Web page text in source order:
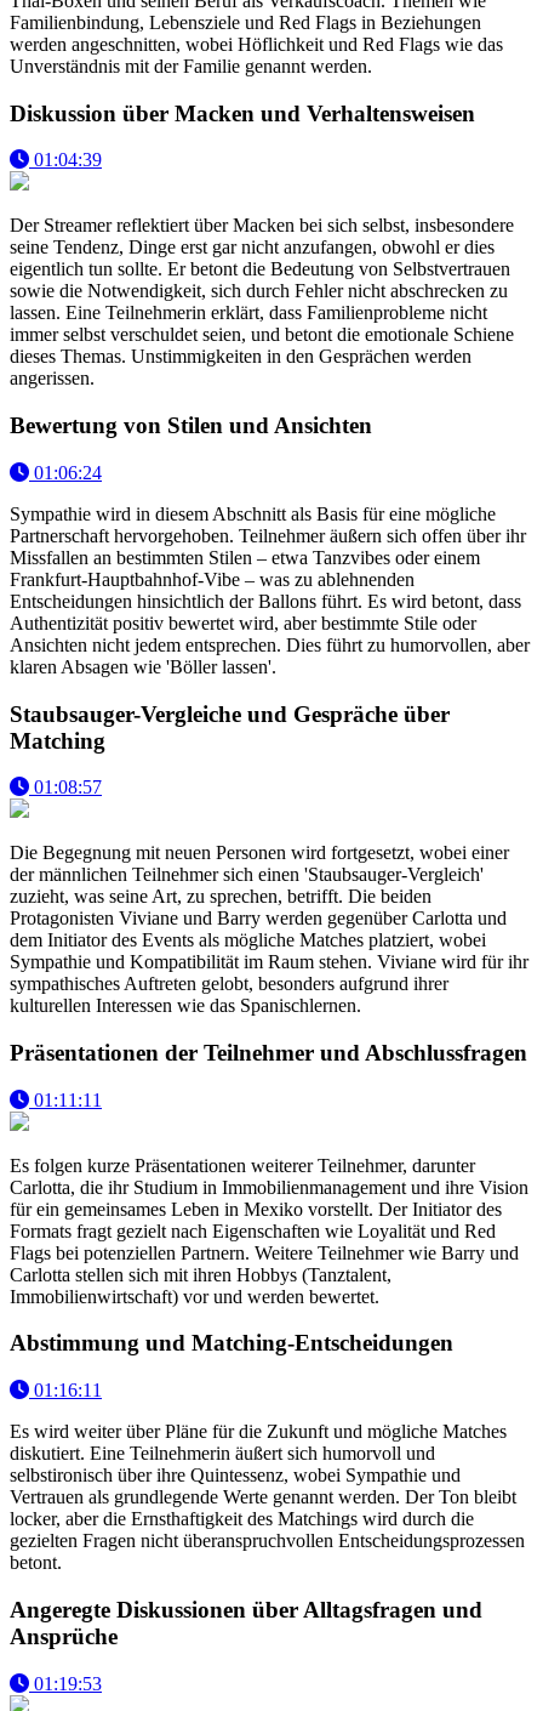
Familienbindung, Lebensziele und Red Flags in Beziehungen
werden angeschnitten, wobei Höflichkeit und Red Flags wie das
Unverständnis mit der Familie genannt werden.
Diskussion über Macken und Verhaltensweisen
01:04:39
Der Streamer reflektiert über Macken bei sich selbst, insbesondere
seine Tendenz, Dinge erst gar nicht anzufangen, obwohl er dies
eigentlich tun sollte. Er betont die Bedeutung von Selbstvertrauen
sowie die Notwendigkeit, sich durch Fehler nicht abschrecken zu
lassen. Eine Teilnehmerin erklärt, dass Familienprobleme nicht
immer selbst verschuldet seien, und betont die emotionale Schiene
dieses Themas. Unstimmigkeiten in den Gesprächen werden
angerissen.
Bewertung von Stilen und Ansichten
01:06:24
Sympathie wird in diesem Abschnitt als Basis für eine mögliche
Partnerschaft hervorgehoben. Teilnehmer äußern sich offen über ihr
Missfallen an bestimmten Stilen – etwa Tanzvibes oder einem
Frankfurt-Hauptbahnhof-Vibe – was zu ablehnenden
Entscheidungen hinsichtlich der Ballons führt. Es wird betont, dass
Authentizität positiv bewertet wird, aber bestimmte Stile oder
Ansichten nicht jedem entsprechen. Dies führt zu humorvollen, aber
klaren Absagen wie 'Böller lassen'.
Staubsauger-Vergleiche und Gespräche über
Matching
01:08:57
Die Begegnung mit neuen Personen wird fortgesetzt, wobei einer
der männlichen Teilnehmer sich einen 'Staubsauger-Vergleich'
zuzieht, was seine Art, zu sprechen, betrifft. Die beiden
Protagonisten Viviane und Barry werden gegenüber Carlotta und
dem Initiator des Events als mögliche Matches platziert, wobei
Sympathie und Kompatibilität im Raum stehen. Viviane wird für ihr
sympathisches Auftreten gelobt, besonders aufgrund ihrer
kulturellen Interessen wie das Spanischlernen.
Präsentationen der Teilnehmer und Abschlussfragen
01:11:11
Es folgen kurze Präsentationen weiterer Teilnehmer, darunter
Carlotta, die ihr Studium in Immobilienmanagement und ihre Vision
für ein gemeinsames Leben in Mexiko vorstellt. Der Initiator des
Formats fragt gezielt nach Eigenschaften wie Loyalität und Red
Flags bei potenziellen Partnern. Weitere Teilnehmer wie Barry und
Carlotta stellen sich mit ihren Hobbys (Tanztalent,
Immobilienwirtschaft) vor und werden bewertet.
Abstimmung und Matching-Entscheidungen
01:16:11
Es wird weiter über Pläne für die Zukunft und mögliche Matches
diskutiert. Eine Teilnehmerin äußert sich humorvoll und
selbstironisch über ihre Quintessenz, wobei Sympathie und
Vertrauen als grundlegende Werte genannt werden. Der Ton bleibt
locker, aber die Ernsthaftigkeit des Matchings wird durch die
gezielten Fragen nicht überanspruchvollen Entscheidungsprozessen
betont.
Angeregte Diskussionen über Alltagsfragen und
Ansprüche
01:19:53